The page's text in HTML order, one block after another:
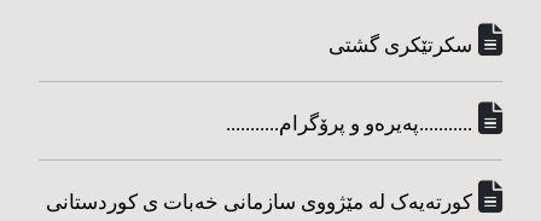
سکرتێکری گشتی
...........په‌یره‌و و پرۆگرام...........
کورته‌یه‌ک له مێژووی سازمانی خه‌بات ی کوردستانی